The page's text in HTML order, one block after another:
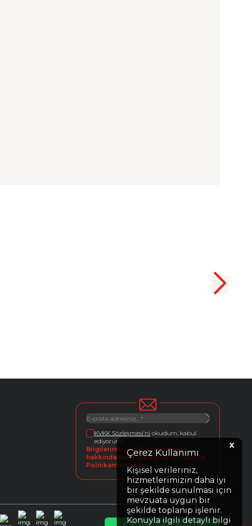
X
Çerez Kullanımı
Kişisel verileriniz,
hizmetlerimizin daha iyi
bir şekilde sunulması için
mevzuata uygun bir
şekilde toplanıp işlenir.
Konuyla ilgili detaylı bilgi
KVKK Sözleşmesi'ni okudum, kabul
ediyorum.
Bilgilerinizi ansıl kullandığımız
hakkında daha fazla bilgi için Gizlilik
Politikamıza bakın.